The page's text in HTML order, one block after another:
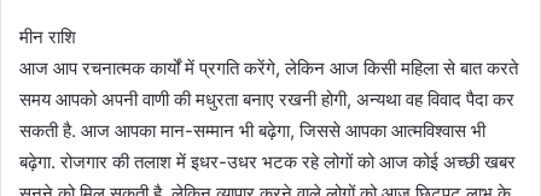
मीन राशि
आज आप रचनात्मक कार्यों में प्रगति करेंगे, लेकिन आज किसी महिला से बात करते
समय आपको अपनी वाणी की मधुरता बनाए रखनी होगी, अन्यथा वह विवाद पैदा कर
सकती है. आज आपका मान-सम्मान भी बढ़ेगा, जिससे आपका आत्मविश्वास भी
बढ़ेगा. रोजगार की तलाश में इधर-उधर भटक रहे लोगों को आज कोई अच्छी खबर